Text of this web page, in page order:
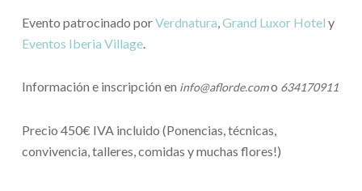
Evento patrocinado porVerdnatura,Grand Luxor Hotel y
Eventos Iberia Village.
Información e inscripción en info@aflorde.como 634170911
Precio 450€ IVA incluido (Ponencias, técnicas,
convivencia, talleres, comidas y muchas flores!)